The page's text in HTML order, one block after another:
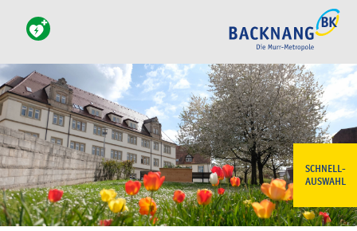
SCHNELL-
AUSWAHL